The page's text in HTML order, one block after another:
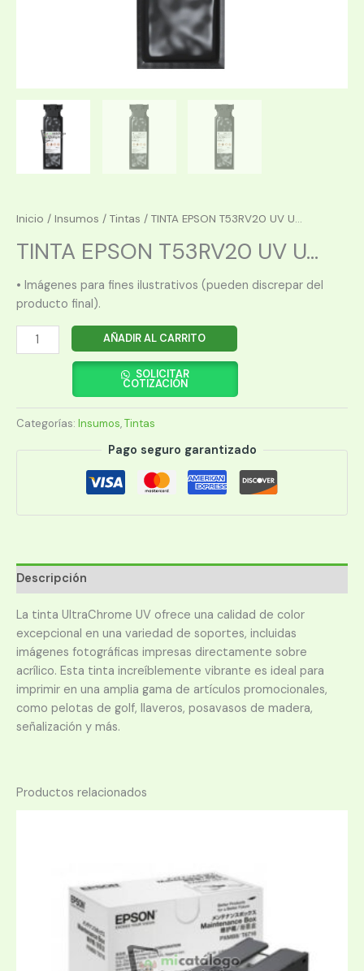
Inicio / Insumos / Tintas / TINTA EPSON T53RV20 UV U...
TINTA EPSON T53RV20 UV U...
• Imágenes para fines ilustrativos (pueden discrepar del
producto final).
TINTA
EPSON
ULTRACHROME
BARNIZ
AÑADIR AL CARRITO
SOLICITAR
COTIZACIÓN
Categorías: Insumos,Tintas
Pago seguro garantizado
Descripción
La tinta UltraChrome UV ofrece una calidad de color
excepcional en una variedad de soportes, incluidas
imágenes fotográficas impresas directamente sobre
acrílico. Esta tinta increíblemente vibrante es ideal para
imprimir en una amplia gama de artículos promocionales,
como pelotas de golf, llaveros, posavasos de madera,
señalización y más.
Productos relacionados